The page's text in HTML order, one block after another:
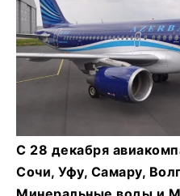
С 28 декабря
Сочи, Уфу, Самару,